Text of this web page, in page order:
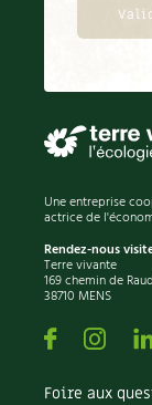
Une entreprise
actrice de
Rendez-nous
Terre vivante
169 chemin de Raud
38710 MENS
Facebook
Foire aux